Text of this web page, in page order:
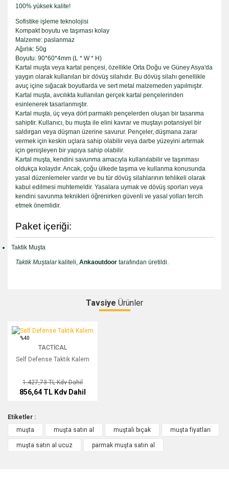
100% yüksek kalite!
Sofistike işleme teknolojisi
Kompakt boyutu ve taşıması kolay
Malzeme: paslanmaz
Ağırlık: 50g
Boyutu: 90*60*4mm (L * W * H)
Kartal muşta veya kartal pençesi, özellikle Orta Doğu ve Güney Asya'da
yaygın olarak kullanılan bir dövüş silahıdır. Bu dövüş silahı genellikle
avuç içine sığacak boyutlarda ve sert metal malzemeden yapılmıştır.
Kartal muşta, avcılıkta kullanılan gerçek kartal pençelerinden
esinlenerek tasarlanmıştır.
Kartal muşta, üç veya dört parmaklı pençelerden oluşan bir tasarıma
sahiptir. Kullanıcı, bu muşta ile elini kavrar ve muştayı potansiyel bir
saldırgan veya düşman üzerine savurur. Pençeler, düşmana zarar
vermek için keskin uçlara sahip olabilir veya darbe yüzeyini artırmak
için genişleyen bir yapıya sahip olabilir.
Kartal muşta, kendini savunma amacıyla kullanılabilir ve taşınması
oldukça kolaydır. Ancak, çoğu ülkede taşıma ve kullanma konusunda
yasal düzenlemeler vardır ve bu tür dövüş silahlarının tehlikeli olarak
kabul edilmesi muhtemeldir. Yasalara uymak ve dövüş sporları veya
kendini savunma teknikleri öğrenirken güvenli ve yasal yolları tercih
etmek önemlidir.
Paket içeriği:
Taktik Muşta
Taktik Muştalarkaliteli, Ankaoutdoor tarafından üretildi.
Tavsiye Ürünler
Self Defense Taktik Kalem
%40
TACTICAL
Self Defense Taktik Kalem
1.427,73 TLKdv Dahil
856,64 TL Kdv Dahil
Etiketler :
muşta
muşta satın al muştalı bıçak muşta fiyatları
muşta satın al ucuz parmak muşta satın al